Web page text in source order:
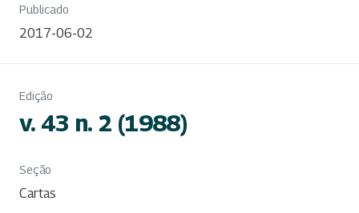
Publicado
2017-06-02
Edição
v. 43 n. 2 (1988)
Seção
Cartas